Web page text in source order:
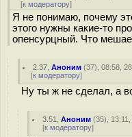
[к модератору]
Я не понимаю, почему
этого нужны какие-то
опенсурцный. Что
2.37 ,Аноним (37), 08:58,
[к модератору]
Ну ты ж не сделал, а
3.51 ,Аноним (35),
[к модератору]